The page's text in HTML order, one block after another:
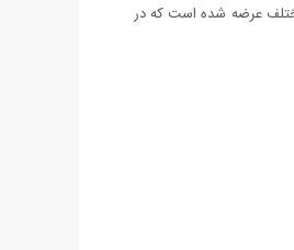
بسیار منظم و حرفه ای شده است. این بالش بسیار نرم بوده و از کیفیت بالایی بهره می برد. بالش طرح اموجی در 4 طرح مختلف عرضه شده است که در